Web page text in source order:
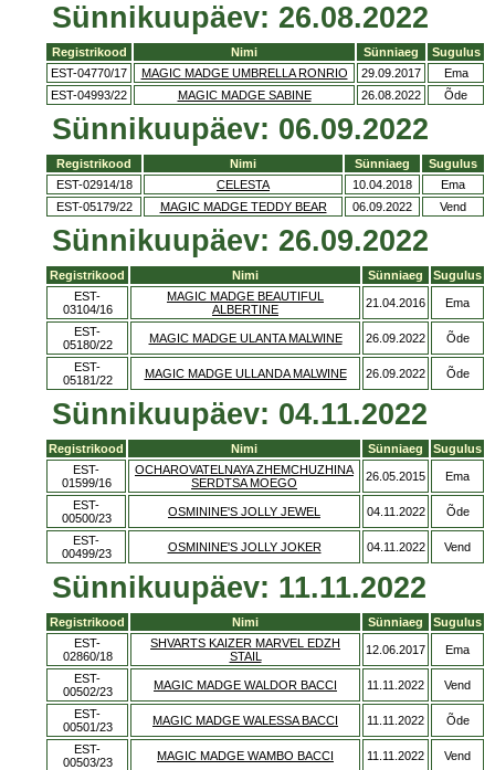
Sünnikuupäev: 26.08.2022
Registrikood Nimi Sünniaeg
Sugulus
EST-04770/17
MAGIC MADGE UMBRELLA RONRIO 29.09.2017
Ema
EST-04993/22
MAGIC MADGE SABINE 26.08.2022 Õde
Sünnikuupäev: 06.09.2022
Registrikood Nimi Sünniaeg
Sugulus
EST-02914/18
CELESTA 10.04.2018
Ema
EST-05179/22
MAGIC MADGE TEDDY BEAR 06.09.2022 Vend
Sünnikuupäev: 26.09.2022
Registrikood Nimi Sünniaeg
Sugulus
EST-
03104/16
MAGIC MADGE BEAUTIFUL
ALBERTINE
21.04.2016 Ema
EST-
05180/22
MAGIC MADGE ULANTA MALWINE 26.09.2022 Õde
EST-
05181/22
MAGIC MADGE ULLANDA MALWINE 26.09.2022 Õde
Sünnikuupäev: 04.11.2022
Registrikood Nimi Sünniaeg
Sugulus
EST-
01599/16
OCHAROVATELNAYA ZHEMCHUZHINA
SERDTSA MOEGO
26.05.2015 Ema
EST-
00500/23
OSMININE'S JOLLY JEWEL 04.11.2022 Õde
EST-
00499/23
OSMININE'S JOLLY JOKER 04.11.2022 Vend
Sünnikuupäev: 11.11.2022
Registrikood Nimi Sünniaeg
Sugulus
EST-
02860/18
SHVARTS KAIZER MARVEL EDZH
STAIL
12.06.2017 Ema
EST-
00502/23
MAGIC MADGE WALDOR BACCI 11.11.2022 Vend
EST-
00501/23
MAGIC MADGE WALESSA BACCI 11.11.2022 Õde
EST-
00503/23
MAGIC MADGE WAMBO BACCI 11.11.2022 Vend